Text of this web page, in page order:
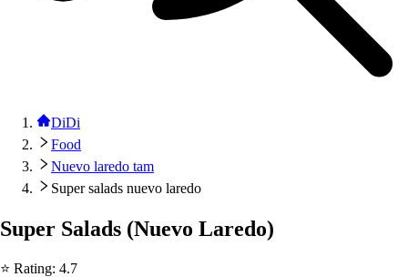
DiDi
Food
Nuevo laredo tam
Super salads nuevo laredo
Super Salads (Nuevo Laredo)
⭐ Rating: 4.7